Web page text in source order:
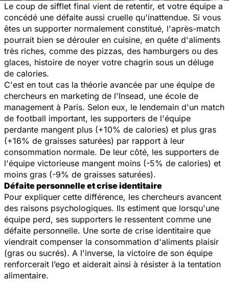
Le coup de sifflet final vient de retentir, et votre équipe a
concédé une défaite aussi cruelle qu'inattendue. Si vous
êtes un supporter normalement constitué, l'après-match
pourrait bien se dérouler en cuisine, en quête d'aliments
très riches, comme des pizzas, des hamburgers ou des
glaces, histoire de noyer votre chagrin sous un déluge
de calories.
C'est en tout cas la théorie avancée par une équipe de
chercheurs en marketing de l'Insead, une école de
management à Paris. Selon eux, le lendemain d'un match
de football important, les supporters de l'équipe
perdante mangent plus (+10% de calories) et plus gras
(+16% de graisses saturées) par rapport à leur
consommation normale. De leur côté, les supporters de
l'équipe victorieuse mangent moins (-5% de calories) et
moins gras (-9% de graisses saturées).
Défaite personnelle et crise identitaire
Pour expliquer cette différence, les chercheurs avancent
des raisons psychologiques. Ils estiment que lorsqu'une
équipe perd, ses supporters le ressentent comme une
défaite personnelle. Une sorte de crise identitaire que
viendrait compenser la consommation d'aliments plaisir
(gras ou sucrés). A l'inverse, la victoire de son équipe
renforcerait l’ego et aiderait ainsi à résister à la tentation
alimentaire.